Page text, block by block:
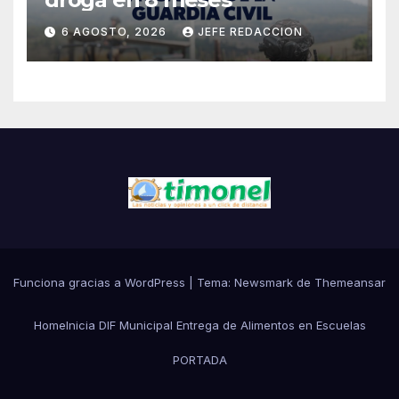
6 AGOSTO, 2026 JEFE REDACCION
Funciona gracias a WordPress Tema: Newsmark de Themeansar
HomeInicia DIF Municipal Entrega de Alimentos en Escuelas
PORTADA